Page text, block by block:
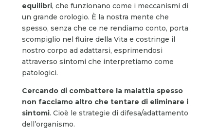
equilibri, che funzionano come i meccanismi di
un grande orologio. È la nostra mente che
spesso, senza che ce ne rendiamo conto, porta
scompiglio nel fluire della Vita e costringe il
nostro corpo ad adattarsi, esprimendosi
attraverso sintomi che interpretiamo come
patologici.
Cercando di combattere la malattia spesso
non facciamo altro che tentare di eliminare i
sintomi. Cioè le strategie di difesa/adattamento
dell’organismo.